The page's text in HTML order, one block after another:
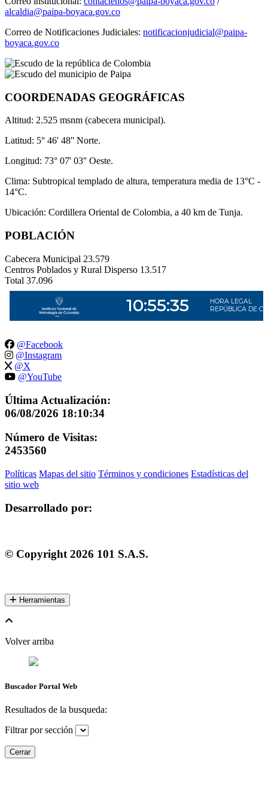
alcaldia@paipa-boyaca.gov.co
Correo de Notificaciones Judiciales: notificacionjudicial@paipa-
boyaca.gov.co
COORDENADAS GEOGRÁFICAS
Altitud: 2.525 msnm (cabecera municipal).
Latitud: 5° 46' 48'' Norte.
Longitud: 73° 07' 03'' Oeste.
Clima: Subtropical templado de altura, temperatura media de 13°C -
14°C.
Ubicación: Cordillera Oriental de Colombia, a 40 km de Tunja.
POBLACIÓN
Cabecera Municipal 23.579
Centros Poblados y Rural Disperso 13.517
Total 37.096
@Facebook
@Instagram
@X
@YouTube
Última Actualización:
06/08/2026 18:10:34
Número de Visitas:
2453560
Políticas Mapas del sitio Términos y condiciones Estadísticas del
sitio web
Desarrollado por:
© Copyright 2026 101 S.A.S.
Herramientas
Volver arriba
Buscador Portal Web
Resultados de la busqueda:
Filtrar por sección
Cerrar